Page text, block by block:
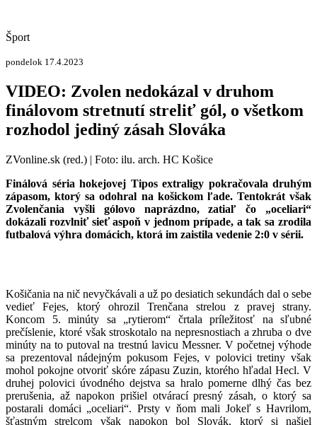
Šport
pondelok 17.4.2023
VIDEO: Zvolen nedokázal v druhom
finálovom stretnutí streliť gól, o všetkom
rozhodol jediný zásah Slováka
ZVonline.sk (red.) | Foto: ilu. arch. HC Košice
Finálová séria hokejovej Tipos extraligy pokračovala druhým
zápasom, ktorý sa odohral na košickom ľade. Tentokrát však
Zvolenčania vyšli gólovo naprázdno, zatiaľ čo „oceliari“
dokázali rozvlniť sieť aspoň v jednom prípade, a tak sa zrodila
futbalová výhra domácich, ktorá im zaistila vedenie 2:0 v sérii.
Košičania na nič nevyčkávali a už po desiatich sekundách dal o sebe
vedieť Fejes, ktorý ohrozil Trenčana strelou z pravej strany.
Koncom 5. minúty sa „rytierom“ črtala príležitosť na sľubné
prečíslenie, ktoré však stroskotalo na nepresnostiach a zhruba o dve
minúty na to putoval na trestnú lavicu Messner. V početnej výhode
sa prezentoval nádejným pokusom Fejes, v polovici tretiny však
mohol pokojne otvoriť skóre zápasu Zuzin, ktorého hľadal Hecl. V
druhej polovici úvodného dejstva sa hralo pomerne dlhý čas bez
prerušenia, až napokon prišiel otvárací presný zásah, o ktorý sa
postarali domáci „oceliari“. Prsty v ňom mali Jokeľ s Havrilom,
šťastným strelcom však napokon bol Slovák, ktorý si našiel